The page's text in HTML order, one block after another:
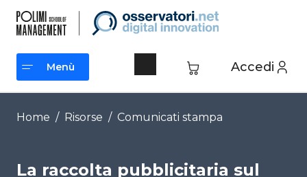
contenuto
Accedi
Menù
Menù
Home / Risorse / Comunicati stampa
La raccolta pubblicitaria sul